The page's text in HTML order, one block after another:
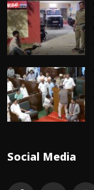
Social Media